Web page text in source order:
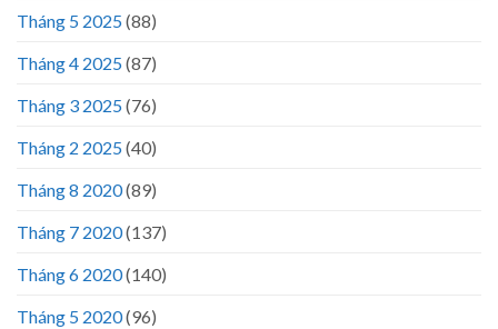
Tháng 5 2025(88)
Tháng 4 2025(87)
Tháng 3 2025(76)
Tháng 2 2025(40)
Tháng 8 2020(89)
Tháng 7 2020(137)
Tháng 6 2020(140)
Tháng 5 2020(96)